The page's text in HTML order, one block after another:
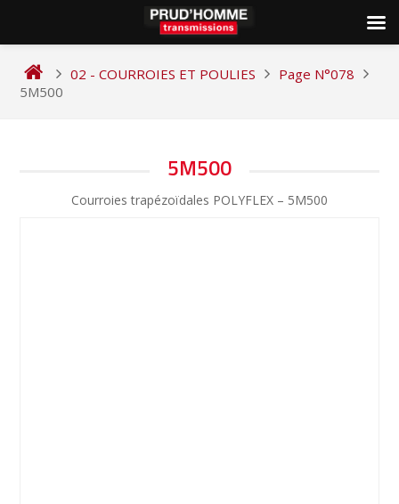
content
02 - COURROIES ET POULIES
Page N°078
5M500
5M500
Courroies trapézoïdales POLYFLEX – 5M500